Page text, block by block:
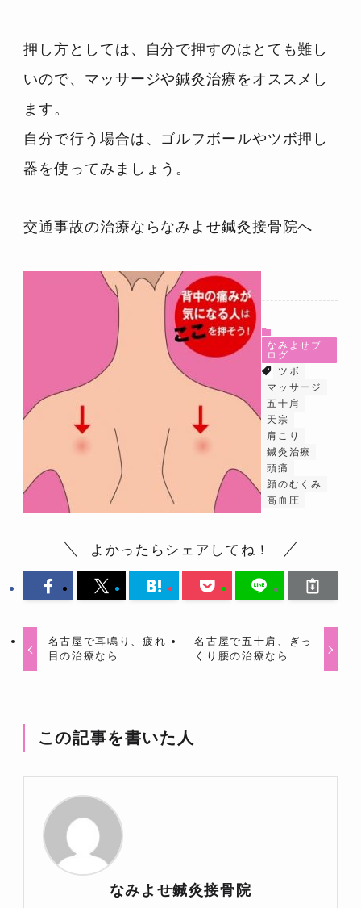
押し方としては、自分で押すのはとても難し
いので、マッサージや鍼灸治療をオススメし
ます。
自分で行う場合は、ゴルフボールやツボ押し
器を使ってみましょう。
交通事故の治療ならなみよせ鍼灸接骨院へ
なみよせブ
ログ
ツボ
マッサージ
五十肩
天宗
肩こり
鍼灸治療
頭痛
顔のむくみ
高血圧
よかったらシェアしてね！
名古屋で耳鳴り、疲れ
目の治療なら
名古屋で五十肩、ぎっ
くり腰の治療なら
この記事を書いた人
なみよせ鍼灸接骨院